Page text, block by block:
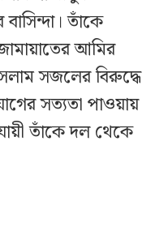
তাঁকে
আমির
সজলের বিরুদ্ধে
সত্যতা পাওয়ায়
তাঁকে দল থেকে